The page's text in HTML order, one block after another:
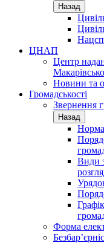
Назад
ЦНАП
Центр
Новини та
Громадськості
Звернення
Назад
Види
Форма